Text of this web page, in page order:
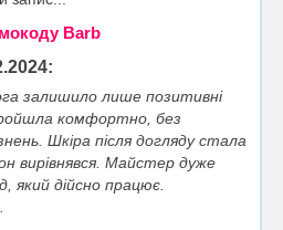
Barb
залишило лише позитивні
комфортно, без
Шкіра після догляду стала
вирівнявся. Майстер дуже
який дійсно працює.